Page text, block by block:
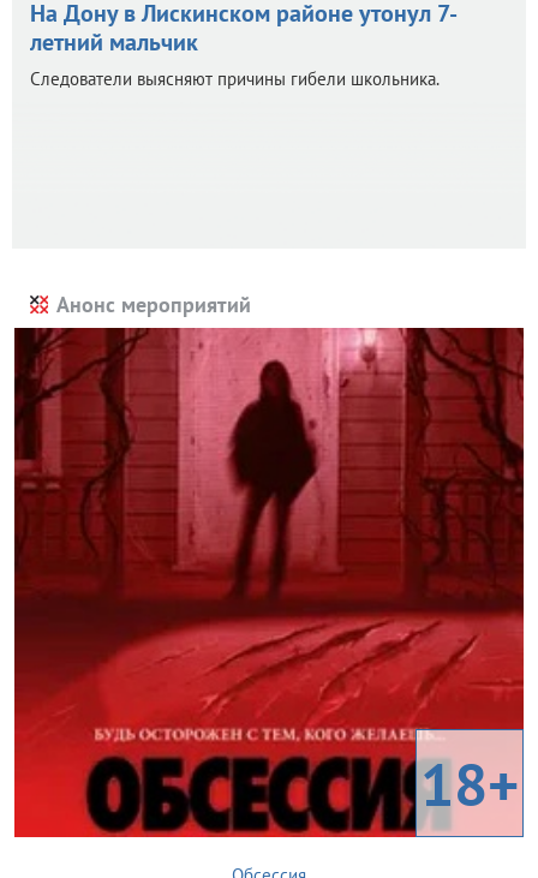
На Дону в Лискинском районе утонул 7-
летний мальчик
Следователи выясняют причины гибели школьника.
Анонс мероприятий
18+